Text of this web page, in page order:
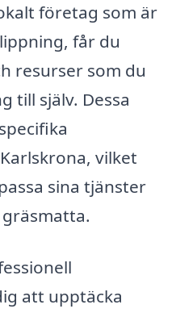
företag som är
får du
resurser som du
till själv. Dessa
vilket
sina tjänster
att upptäcka